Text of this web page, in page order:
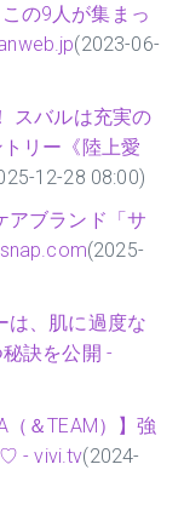
の9人が集まっ
(2023-06-
スバルは充実の
リー《陸上愛
12-28 08:00)
アブランド「サ
(2025-
は、肌に過度な
訣を公開 -
（＆TEAM）】強
- vivi.tv(2024-